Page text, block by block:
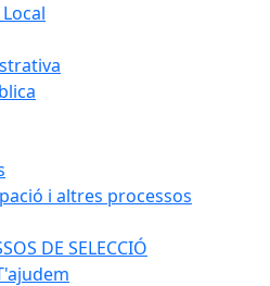
i altres processos
DE SELECCIÓ